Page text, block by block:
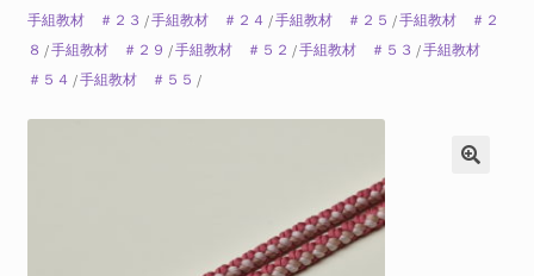
手組教材 ＃２３ /手組教材 ＃２４ /手組教材 ＃２５ /手組教材 ＃２
８ /手組教材 ＃２９ /手組教材 ＃５２ /手組教材 ＃５３ /手組教材
＃５４ /手組教材 ＃５５ /